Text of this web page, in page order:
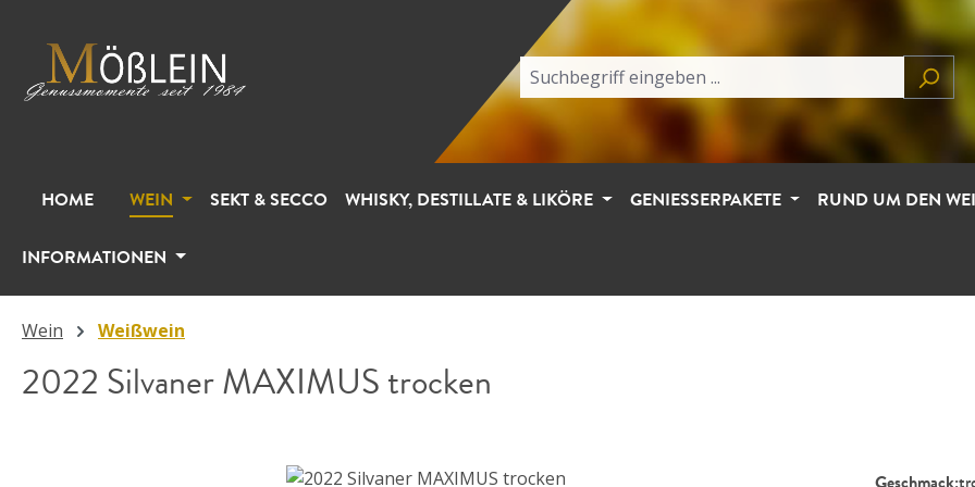
HOME WEIN SEKT & SECCO WHISKY, DESTILLATE & LIKÖRE GENIESSERPAKETE RUND UM DEN
INFORMATIONEN
Wein Weißwein
2022 Silvaner MAXIMUS trocken
Geschmack: